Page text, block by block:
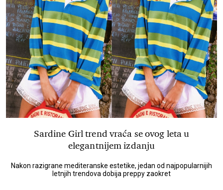
Sardine Girl trend vraća se ovog leta u
elegantnijem izdanju
Nakon razigrane mediteranske estetike, jedan od najpopularnijih
letnjih trendova dobija preppy zaokret